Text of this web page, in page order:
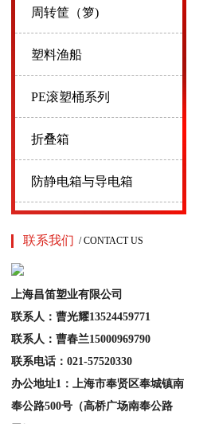
周转筐（箩)
塑料渔船
PE滚塑桶系列
折叠箱
防静电箱与导电箱
联系我们 / CONTACT US
上海昌笛塑业有限公司
联系人：曹光耀13524459771
联系人：曹春兰15000969790
联系电话：021-57520330
办公地址1：上海市奉贤区奉城镇南
奉公路500号（高桥广场南奉公路